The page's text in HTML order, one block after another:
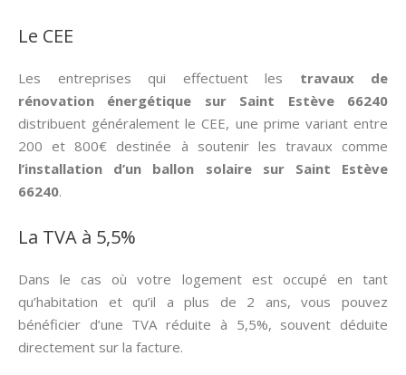
Le CEE
Les entreprises qui effectuent les travaux de
rénovation énergétique sur Saint Estève 66240
distribuent généralement le CEE, une prime variant entre
200 et 800€ destinée à soutenir les travaux comme
l’installation d’un ballon solaire sur Saint Estève
66240.
La TVA à 5,5%
Dans le cas où votre logement est occupé en tant
qu’habitation et qu’il a plus de 2 ans, vous pouvez
bénéficier d’une TVA réduite à 5,5%, souvent déduite
directement sur la facture.